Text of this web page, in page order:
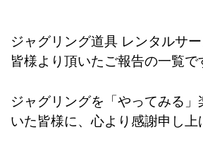
ジャグリング道具 レンタルサ
皆様より頂いたご報告の一覧で
ジャグリングを「やってみる
いた皆様に、心より感謝申し上